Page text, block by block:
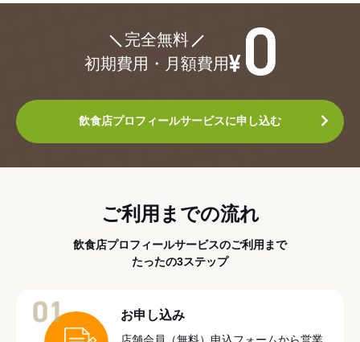
完全無料
初期費用・月額費用
飲食店プロフィールサービスに申し込む
ご利用までの流れ
飲食店プロフィールサービスのご利用まで
たったの3ステップ
お申し込み